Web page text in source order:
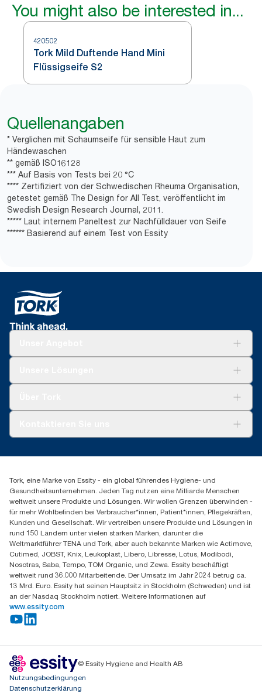
You might also be interested in...
420502
Tork Mild Duftende Hand Mini
Flüssigseife S2
Quellenangaben
* Verglichen mit Schaumseife für sensible Haut zum
Händewaschen
** gemäß ISO16128
*** Auf Basis von Tests bei 20 °C
**** Zertifiziert von der Schwedischen Rheuma Organisation,
getestet gemäß The Design for All Test, veröffentlicht im
Swedish Design Research Journal, 2011.
***** Laut internem Paneltest zur Nachfülldauer von Seife
****** Basierend auf einem Test von Essity
Spenderreklamation
+41 (0)848/810152
Essity Switzerland AG
Parkstraße 1b
6214 Schenkon
Mo-Do 8:00-16:30 | Fr 8:00-15:00
GLN: 7609999000928
Tork, eine Marke von Essity - ein global führendes Hygiene- und
Gesundheitsunternehmen. Jeden Tag nutzen eine Milliarde Menschen
weltweit unsere Produkte und Lösungen. Wir wollen Grenzen überwinden -
für mehr Wohlbefinden bei Verbraucher*innen, Patient*innen, Pflegekräften,
Kunden und Gesellschaft. Wir vertreiben unsere Produkte und Lösungen in
rund 150 Ländern unter vielen starken Marken, darunter die
Weltmarktführer TENA und Tork, aber auch bekannte Marken wie Actimove,
Cutimed, JOBST, Knix, Leukoplast, Libero, Libresse, Lotus, Modibodi,
Nosotras, Saba, Tempo, TOM Organic, und Zewa. Essity beschäftigt
weltweit rund 36.000 Mitarbeitende. Der Umsatz im Jahr 2024 betrug ca.
13 Mrd. Euro. Essity hat seinen Hauptsitz in Stockholm (Schweden) und ist
an der Nasdaq Stockholm notiert. Weitere Informationen auf
www.essity.com
© Essity Hygiene and Health AB
Nutzungsbedingungen
Datenschutzerklärung